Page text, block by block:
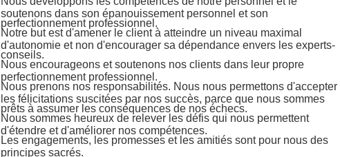
soutenons dans son épanouissement personnel et son
perfectionnement professionnel.
Notre but est d'amener le client à atteindre un niveau maximal
d'autonomie et non d'encourager sa dépendance envers les experts-
conseils.
Nous encourageons et soutenons nos clients dans leur propre
perfectionnement professionnel.
Nous prenons nos responsabilités. Nous nous permettons d'accepter
les félicitations suscitées par nos succès, parce que nous sommes
prêts à assumer les conséquences de nos échecs.
Nous sommes heureux de relever les défis qui nous permettent
d'étendre et d'améliorer nos compétences.
Les engagements, les promesses et les amitiés sont pour nous des
principes sacrés.